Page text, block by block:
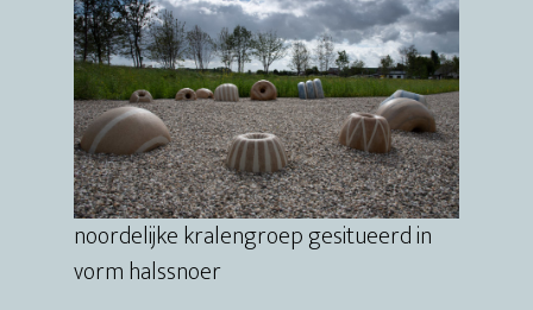
noordelijke kralengroep gesitueerd in
vorm halssnoer